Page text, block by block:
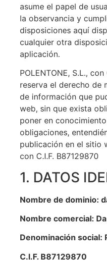
asume el papel de
la observancia y
disposiciones aquí
cualquier otra
aplicación.
POLENTONE, S.L.,
reserva el derecho de
de información que
web, sin que exista
poner en
obligaciones,
publicación en el sitio
con C.I.F. B87129870
1. DATOS
Nombre de dominio:
Nombre comercial:
Denominación social:
C.I.F. B87129870